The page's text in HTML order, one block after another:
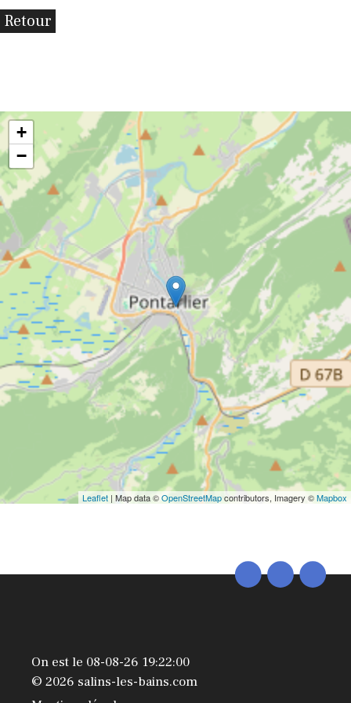
Retour
+
−
Leaflet | Map data ©OpenStreetMapcontributors, Imagery ©Mapbox
On est le 08-08-26 19:22:00
© 2026 salins-les-bains.com